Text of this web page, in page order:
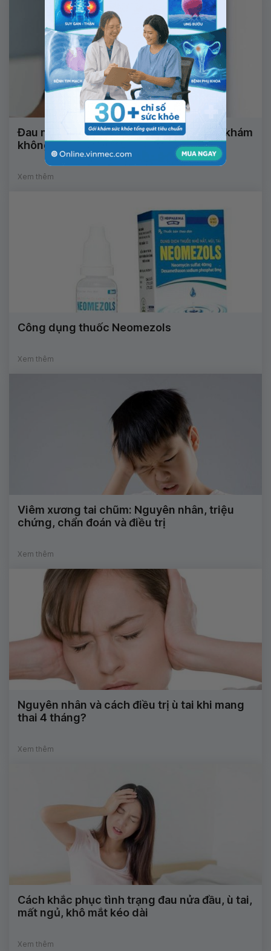
Đau nửa đầu, ù tai, chóng mặt có nên đi khám
không?
Xem thêm
Công dụng thuốc Neomezols
Xem thêm
Viêm xương tai chũm: Nguyên nhân, triệu
chứng, chẩn đoán và điều trị
Xem thêm
Nguyên nhân và cách điều trị ù tai khi mang
thai 4 tháng?
Xem thêm
Cách khắc phục tình trạng đau nửa đầu, ù tai,
mất ngủ, khô mắt kéo dài
Xem thêm